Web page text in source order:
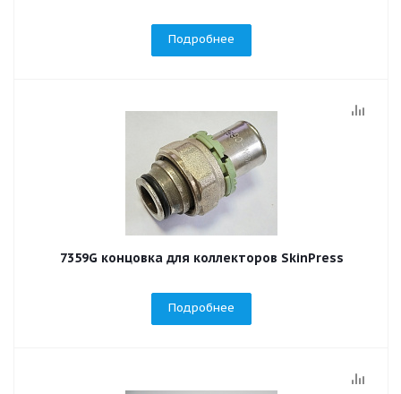
Подробнее
7359G концовка для коллекторов SkinPress
Подробнее